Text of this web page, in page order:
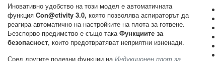
Иновативно удобство на този модел е автоматичната
функция Con@ctivity 3.0, която позволява аспираторът да
реагира автоматично на настройките на плота за готвене.
Безспорво предимство е също такаФункциите за
безопасност, които предотвратяват неприятни изненади.
Сред другите полезни функции наИндукционен плот за